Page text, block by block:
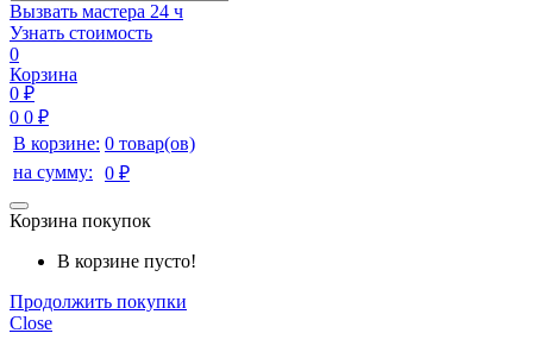
Вызвать мастера 24 ч
Узнать стоимость
0
Корзина
0 ₽
0 0 ₽
В корзине: 0 товар(ов)
на сумму:
0 ₽
Корзина покупок
В корзине пусто!
Продолжить покупки
Close